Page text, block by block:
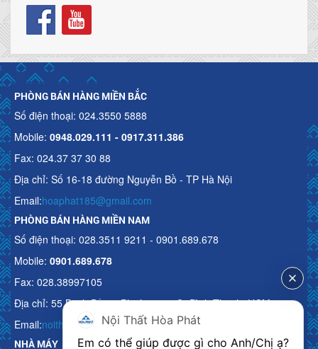
PHÒNG BÁN HÀNG MIỀN BẮC
Số điện thoại: 024.3550 5888
Mobile: 0948.029.111 - 0917.311.386
Fax: 024.37 37 30 88
Địa chỉ: Số 16-18 đường Nguyễn Bồ - TP Hà Nội
Email:hoaphat185@gmail.com
PHÒNG BÁN HÀNG MIỀN NAM
Số điện thoại: 028.3511 9211 - 0901.689.678
Mobile: 0901.689.678
Fax: 028.38997105
Địa chỉ: 55 Bạch Đằng, Phường 15, Q. Bình Thạnh, HCM
Email:noithathoaphattot@gmail.com
NHÀ MÁY
Nội Thất Hòa Phát